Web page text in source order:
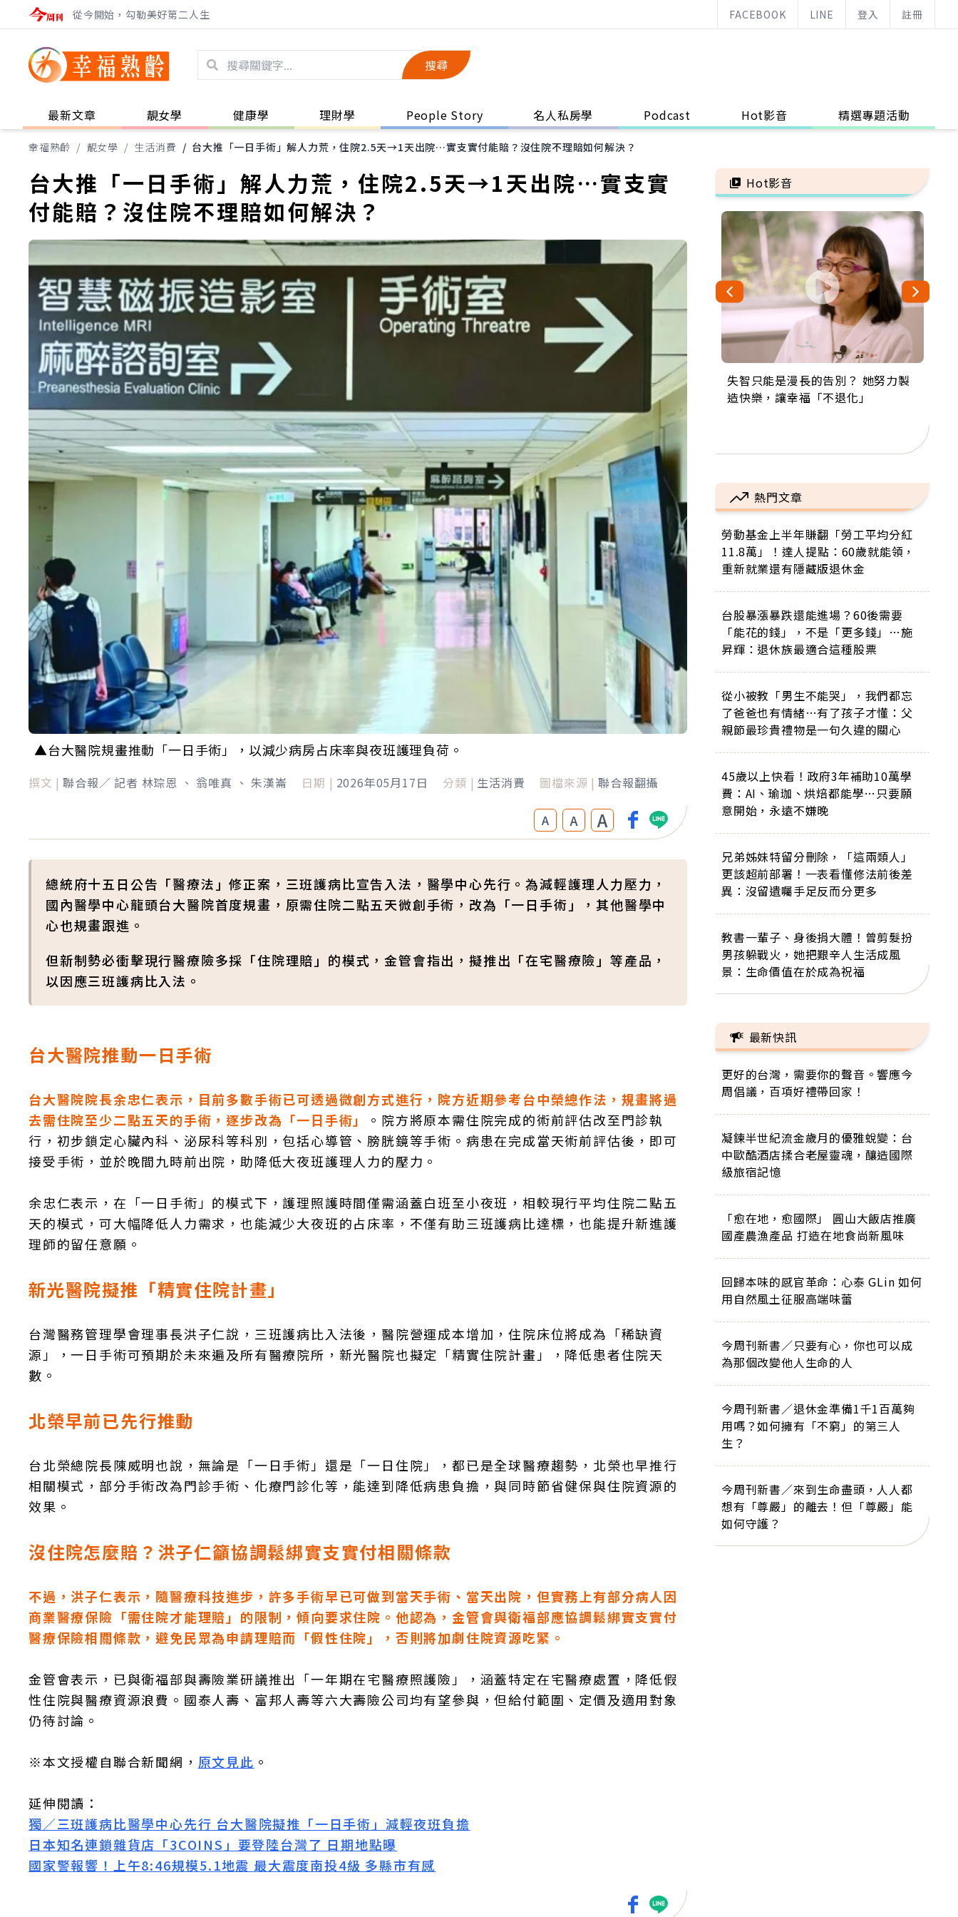
從今開始，勾勒美好第二人生 FACEBOOK LINE 登入 註冊
搜尋
最新文章 靚女學 健康學 理財學 People Story 名人私房學 Podcast Hot影音 精選專題活動
幸福熟齡 / 靚女學 / 生活消費 / 台大推「一日手術」解人力荒，住院2.5天→1天出院…實支實付能賠？沒住院不理賠如何解決？
台大推「一日手術」解人力荒，住院2.5天→1天出院…實支實
付能賠？沒住院不理賠如何解決？
▲台大醫院規畫推動「一日手術」，以減少病房占床率與夜班護理負荷。
撰文 | 聯合報／ 記者 林琮恩 、 翁唯真 、 朱漢崙 日期 | 2026年05月17日 分類 | 生活消費 圖檔來源 | 聯合報翻攝
A A A
總統府十五日公告「醫療法」修正案，三班護病比宣告入法，醫學中心先行。為減輕護理人力壓力，
國內醫學中心龍頭台大醫院首度規畫，原需住院二點五天微創手術，改為「一日手術」，其他醫學中
心也規畫跟進。
但新制勢必衝擊現行醫療險多採「住院理賠」的模式，金管會指出，擬推出「在宅醫療險」等產品，
以因應三班護病比入法。
台大醫院推動一日手術
台大醫院院長余忠仁表示，目前多數手術已可透過微創方式進行，院方近期參考台中榮總作法，規畫將過
去需住院至少二點五天的手術，逐步改為「一日手術」
。院方將原本需住院完成的術前評估改至門診執
行，初步鎖定心臟內科、泌尿科等科別，包括心導管、膀胱鏡等手術。病患在完成當天術前評估後，即可
接受手術，並於晚間九時前出院，助降低大夜班護理人力的壓力。
余忠仁表示，在「一日手術」的模式下，護理照護時間僅需涵蓋白班至小夜班，相較現行平均住院二點五
天的模式，可大幅降低人力需求，也能減少大夜班的占床率，不僅有助三班護病比達標，也能提升新進護
理師的留任意願。
新光醫院擬推「精實住院計畫」
台灣醫務管理學會理事長洪子仁說，三班護病比入法後，醫院營運成本增加，住院床位將成為「稀缺資
源」，一日手術可預期於未來遍及所有醫療院所，新光醫院也擬定「精實住院計畫」，降低患者住院天
數。
北榮早前已先行推動
台北榮總院長陳威明也說，無論是「一日手術」還是「一日住院」，都已是全球醫療趨勢，北榮也早推行
相關模式，部分手術改為門診手術、化療門診化等，能達到降低病患負擔，與同時節省健保與住院資源的
效果。
沒住院怎麼賠？洪子仁籲協調鬆綁實支實付相關條款
不過，洪子仁表示，隨醫療科技進步，許多手術早已可做到當天手術、當天出院，但實務上有部分病人因
商業醫療保險「需住院才能理賠」的限制，傾向要求住院。他認為，金管會與衛福部應協調鬆綁實支實付
醫療保險相關條款，避免民眾為申請理賠而「假性住院」，否則將加劇住院資源吃緊。
金管會表示，已與衛福部與壽險業研議推出「一年期在宅醫療照護險」，涵蓋特定在宅醫療處置，降低假
性住院與醫療資源浪費。國泰人壽、富邦人壽等六大壽險公司均有望參與，但給付範圍、定價及適用對象
仍待討論。
※本文授權自聯合新聞網， 原文見此 。
延伸閱讀：
獨／三班護病比醫學中心先行 台大醫院擬推「一日手術」減輕夜班負擔
日本知名連鎖雜貨店「3COINS」要登陸台灣了 日期地點曝
國家警報響！上午8:46規模5.1地震 最大震度南投4級 多縣市有感
Hot影音
失智只能是漫長的告別？ 她努力製
造快樂，讓幸福「不退化」
來自剛果的巧克力神父 為台灣奉獻
36年 「台灣是我的家，我連作夢都
63歲卸矽谷副總、搬回台灣找快
樂！「蛋黃哥小丑」走進安養院，
104歲打破金氏世界紀錄 成為全球
最年長羽球選手，分享長壽的秘密
事業巔峰他選擇追夢…黑手阿伯拉
小提琴還登上小巨蛋！連CNN都大
熱門文章
勞動基金上半年賺翻「勞工平均分紅
11.8萬」！達人提點：60歲就能領，
重新就業還有隱藏版退休金
台股暴漲暴跌還能進場？60後需要
「能花的錢」，不是「更多錢」…施
昇輝：退休族最適合這種股票
從小被教「男生不能哭」，我們都忘
了爸爸也有情緒…有了孩子才懂：父
親節最珍貴禮物是一句久違的關心
45歲以上快看！政府3年補助10萬學
費：AI、瑜珈、烘焙都能學…只要願
意開始，永遠不嫌晚
兄弟姊妹特留分刪除，「這兩類人」
更該超前部署！一表看懂修法前後差
異：沒留遺囑手足反而分更多
教書一輩子、身後捐大體！曾剪髮扮
男孩躲戰火，她把艱辛人生活成風
景：生命價值在於成為祝福
最新快訊
更好的台灣，需要你的聲音。響應今
周倡議，百項好禮帶回家！
凝鍊半世紀流金歲月的優雅蛻變：台
中歐酷酒店揉合老屋靈魂，釀造國際
級旅宿記憶
「愈在地，愈國際」 圓山大飯店推廣
國產農漁產品 打造在地食尚新風味
回歸本味的感官革命：心泰 GLin 如何
用自然風土征服高端味蕾
今周刊新書／只要有心，你也可以成
為那個改變他人生命的人
今周刊新書／退休金準備1千1百萬夠
用嗎？如何擁有「不窮」的第三人
生？
今周刊新書／來到生命盡頭，人人都
想有「尊嚴」的離去！但「尊嚴」能
如何守護？